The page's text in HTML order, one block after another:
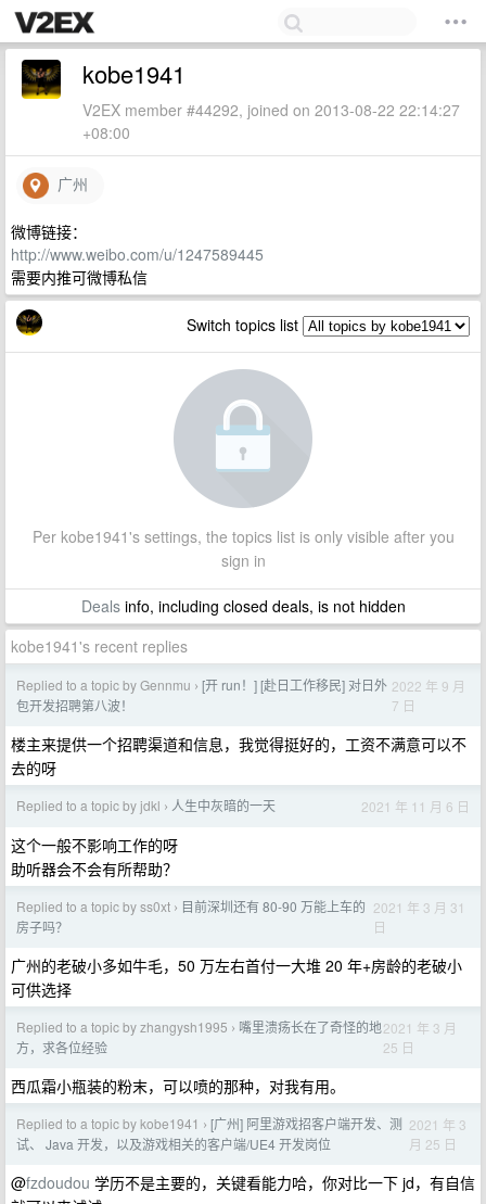
kobe1941
V2EX member #44292, joined on 2013-08-22 22:14:27
+08:00
广州
微博链接：
http://www.weibo.com/u/1247589445
需要内推可微博私信
Switch topics list
Per kobe1941's settings, the topics list is only visible after you
sign in
Dealsinfo, including closed deals, is not hidden
kobe1941's recent replies
Replied to a topic by Gennmu › [开 run！] [赴日工作移民] 对日外
包开发招聘第八波！
2022 年 9 月
7 日
楼主来提供一个招聘渠道和信息，我觉得挺好的，工资不满意可以不
去的呀
Replied to a topic by jdkl › 人生中灰暗的一天 2021 年 11 月 6 日
这个一般不影响工作的呀
助听器会不会有所帮助？
Replied to a topic by ss0xt › 目前深圳还有 80-90 万能上车的
房子吗？
2021 年 3 月 31
日
广州的老破小多如牛毛，50 万左右首付一大堆 20 年+房龄的老破小
可供选择
Replied to a topic by zhangysh1995 › 嘴里溃疡长在了奇怪的地
方，求各位经验
2021 年 3 月
25 日
西瓜霜小瓶装的粉末，可以喷的那种，对我有用。
Replied to a topic by kobe1941 › [广州] 阿里游戏招客户端开发、测
试、 Java 开发，以及游戏相关的客户端/UE4 开发岗位
2021 年 3
月 25 日
@fzdoudou 学历不是主要的，关键看能力哈，你对比一下 jd，有自信